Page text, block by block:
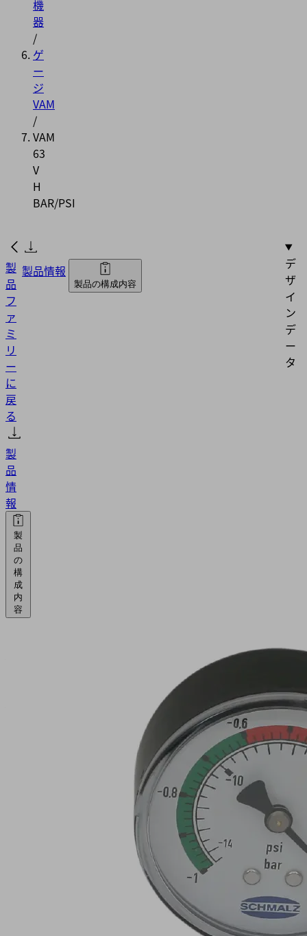
機
器
/
ゲ
ー
ジ
VAM
/
VAM
63
V
H
BAR/PSI
製
品
フ
ァ
ミ
リ
ー
に
戻
る
製
品
情
報
製
品
の
構
成
内
容
製品情報
製品の構成内容
デ
ザ
イ
ン
デ
ー
タ
属
B
B1